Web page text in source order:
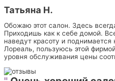
Татьяна Н.
Обожаю этот салон. Здесь
Приходишь как к себе домой.
наведут красоту и поднимается
Лореаль, пользуюсь этой
уровня обслуживания цены